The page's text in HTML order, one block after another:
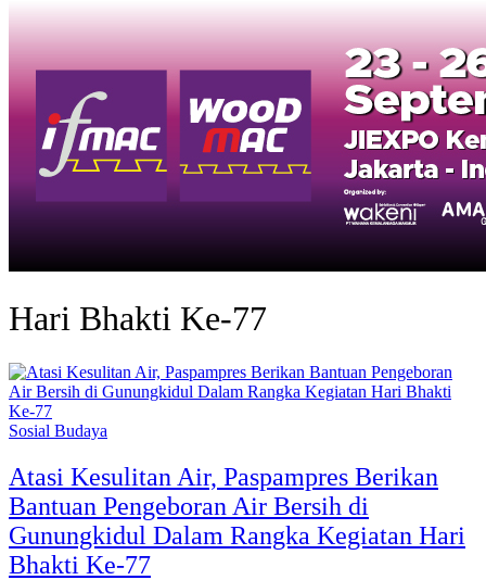
Hari Bhakti Ke-77
Sosial Budaya
Atasi Kesulitan Air, Paspampres Berikan
Bantuan Pengeboran Air Bersih di
Gunungkidul Dalam Rangka Kegiatan Hari
Bhakti Ke-77